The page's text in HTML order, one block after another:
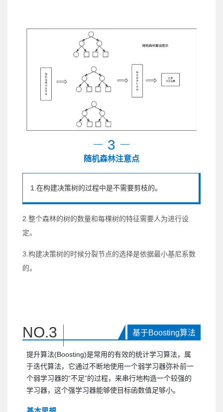
3
随机森林注意点
1.在构建决策树的过程中是不需要剪枝的。
2.整个森林的树的数量和每棵树的特征需要人为进行设
定。
3.构建决策树的时候分裂节点的选择是依据最小基尼系数
的。
NO.3 基于Boosting算法
提升算法(Boosting)是常用的有效的统计学习算法，属
于迭代算法，它通过不断地使用一个弱学习器弥补前一
个弱学习器的“不足”的过程，来串行地构造一个较强的
学习器，这个强学习器能够使目标函数值足够小。